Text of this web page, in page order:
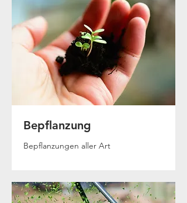
Bepflanzung
Bepflanzungen aller Art